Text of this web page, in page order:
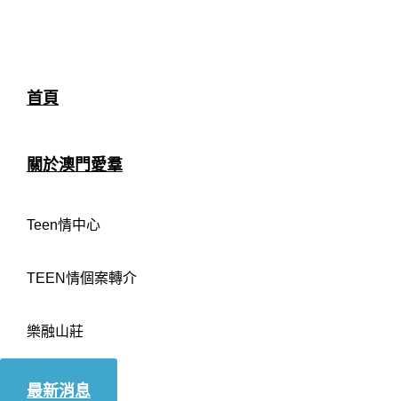
首頁
關於澳門愛羣
Teen情中心
TEEN情個案轉介
樂融山莊
最新消息